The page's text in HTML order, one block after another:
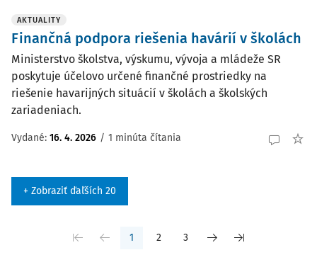
AKTUALITY
Finančná podpora riešenia havárií v školách
Ministerstvo školstva, výskumu, vývoja a mládeže SR
poskytuje účelovo určené finančné prostriedky na
riešenie havarijných situácií v školách a školských
zariadeniach.
Vydané: 16. 4. 2026 / 1 minúta čítania
+ Zobraziť ďaľších 20
1 2 3